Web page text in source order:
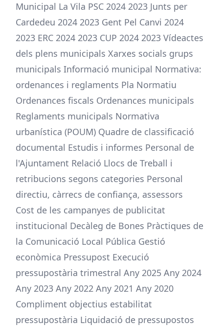
Municipal La Vila PSC 2024 2023 Junts per
Cardedeu 2024 2023 Gent Pel Canvi 2024
2023 ERC 2024 2023 CUP 2024 2023 Vídeactes
dels plens municipals Xarxes socials grups
municipals Informació municipal Normativa:
ordenances i reglaments Pla Normatiu
Ordenances fiscals Ordenances municipals
Reglaments municipals Normativa
urbanística (POUM) Quadre de classificació
documental Estudis i informes Personal de
l'Ajuntament Relació Llocs de Treball i
retribucions segons categories Personal
directiu, càrrecs de confiança, assessors
Cost de les campanyes de publicitat
institucional Decàleg de Bones Pràctiques de
la Comunicació Local Pública Gestió
econòmica Pressupost Execució
pressupostària trimestral Any 2025 Any 2024
Any 2023 Any 2022 Any 2021 Any 2020
Compliment objectius estabilitat
pressupostària Liquidació de pressupostos